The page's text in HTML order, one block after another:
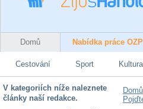
Domů Nabídka práce OZP
Cestování Sport
V kategoriích níže naleznete
články naší redakce.
Domů